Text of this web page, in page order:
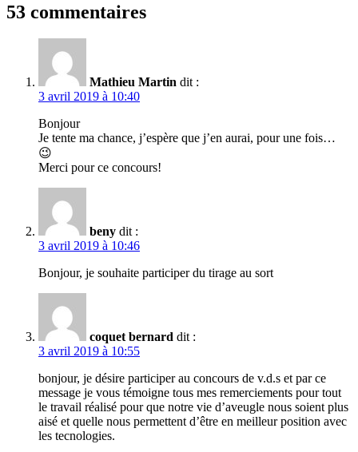
53 commentaires
Mathieu Martin dit :
3 avril 2019 à 10:40
Bonjour
Je tente ma chance, j’espère que j’en aurai, pour une fois…
😉
Merci pour ce concours!
beny dit :
3 avril 2019 à 10:46
Bonjour, je souhaite participer du tirage au sort
coquet bernard dit :
3 avril 2019 à 10:55
bonjour, je désire participer au concours de v.d.s et par ce
message je vous témoigne tous mes remerciements pour tout
le travail réalisé pour que notre vie d’aveugle nous soient plus
aisé et quelle nous permettent d’être en meilleur position avec
les tecnologies.